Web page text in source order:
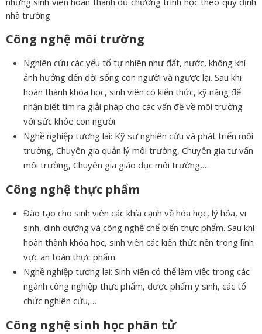
nhà trường
Công nghệ môi trường
Nghiên cứu các yếu tố tự nhiên như đất, nước, không khí
ảnh hưởng đến đời sống con người và ngược lại. Sau khi
hoàn thành khóa học, sinh viên có kiến thức, kỹ năng để
nhận biết tìm ra giải pháp cho các vấn đề về môi trường
với sức khỏe con người
Nghề nghiệp tương lai: Kỹ sư nghiên cứu và phát triển môi
trường, Chuyên gia quản lý môi trường, Chuyên gia tư vấn
môi trường, Chuyên gia giáo dục môi trường,…
Công nghệ thực phẩm
Đào tạo cho sinh viên các khía cạnh về hóa học, lý hóa, vi
sinh, dinh dưỡng và công nghệ chế biến thực phẩm. Sau khi
hoàn thành khóa học, sinh viên các kiến thức nền trong lĩnh
vực an toàn thực phẩm.
Nghề nghiệp tương lai: Sinh viên có thể làm việc trong các
ngành công nghiệp thực phẩm, dược phẩm y sinh, các tổ
chức nghiên cứu,…
Công nghệ sinh học phân tử